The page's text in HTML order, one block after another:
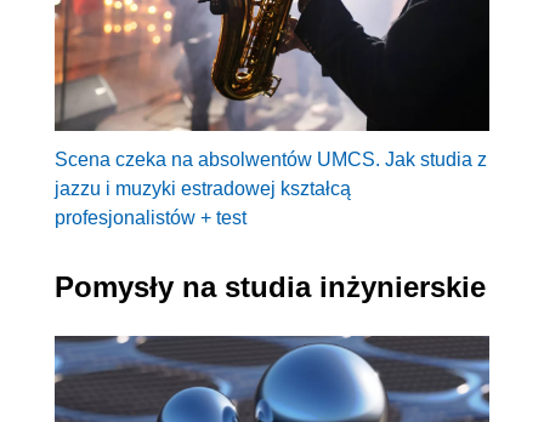
Scena czeka na absolwentów UMCS. Jak studia z
jazzu i muzyki estradowej kształcą
profesjonalistów + test
Pomysły na studia inżynierskie